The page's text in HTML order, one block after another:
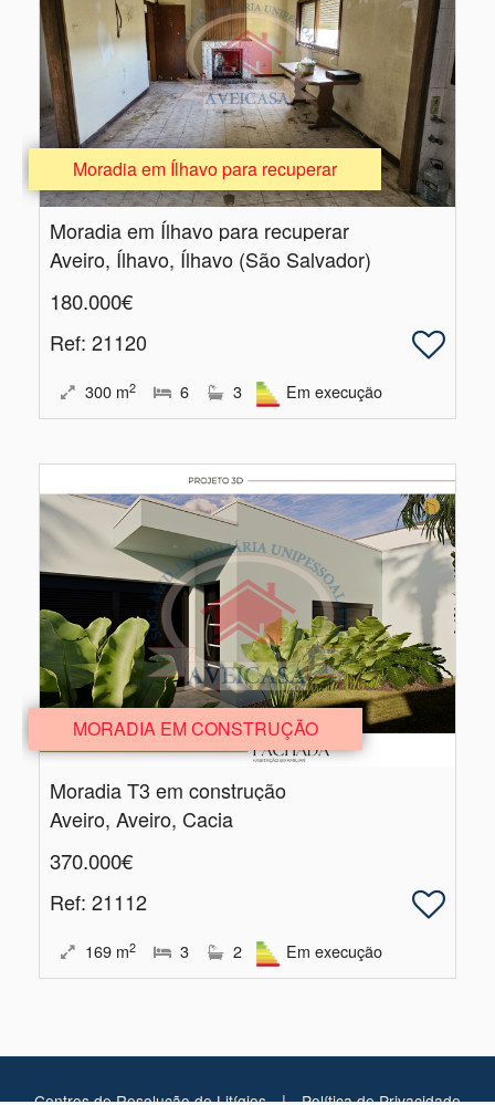
Moradia em Ílhavo para recuperar
Moradia em Ílhavo para recuperar
Aveiro, Ílhavo, Ílhavo (São Salvador)
180.000€
Ref: 21120
300 m2 6 3 Em execução
MORADIA EM CONSTRUÇÃO
Moradia T3 em construção
Aveiro, Aveiro, Cacia
370.000€
Ref: 21112
169 m2 3 2 Em execução
|